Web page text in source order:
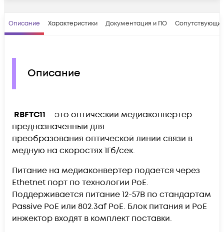
Описание Характеристики Документация и ПО
Описание
RBFTC11 – это оптический медиаконвертер
предназначенный для
преобразования оптической линии связи в
медную на скоростях 1Гб/сек.
Питание на медиаконвертер подается через
Ethetnet порт по технологии PoE.
Поддерживается питание 12-57В по стандартам
Passive PoE или 802.3af PoE. Блок питания и PoE
инжектор входят в комплект поставки.